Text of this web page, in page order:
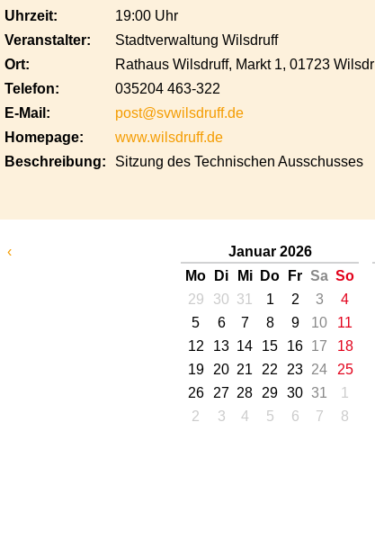
Uhrzeit:
19:00 Uhr
Veranstalter:
Stadtverwaltung Wilsdruff
Ort:
Rathaus Wilsdruff, Markt 1, 01723
Telefon:
035204 463-322
E-Mail:
post@svwilsdruff.de
Homepage:
www.wilsdruff.de
Beschreibung:
Sitzung des Technischen Ausschusses
‹
Januar 2026
Mo
Di Mi Do Fr Sa So
29
30 31 1 2 3
4
5
6 7 8 9 10
11
12
13 14 15 16 17
18
19
20 21 22 23 24
25
26
27 28 29 30 31
1
2
3 4 5 6 7 8